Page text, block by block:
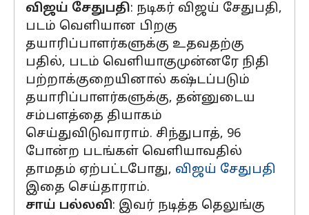
விஜய் சேதுபதி: நடிகர் விஜய் சேதுபதி,
படம் வெளியான பிறகு
தயாரிப்பாளர்களுக்கு உதவதற்கு
பதில், படம் வெளியாகுமுன்னரே நிதி
பற்றாக்குறையினால் கஷ்டப்படும்
தயாரிப்பாளர்களுக்கு, தன்னுடைய
சம்பளத்தை தியாகம்
செய்துவிடுவாராம். சிந்துபாத், 96
போன்ற படங்கள் வெளியாவதில்
தாமதம் ஏற்பட்டபோது, விஜய் சேதுபதி
இதை செய்தாராம்.
சாய் பல்லவி: இவர் நடித்த தெலுங்கு